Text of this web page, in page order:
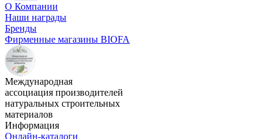
О Компании
Наши награды
Бренды
Фирменные магазины BIOFA
Международная
ассоциация производителей
натуральных строительных
материалов
Информация
Онлайн-каталоги